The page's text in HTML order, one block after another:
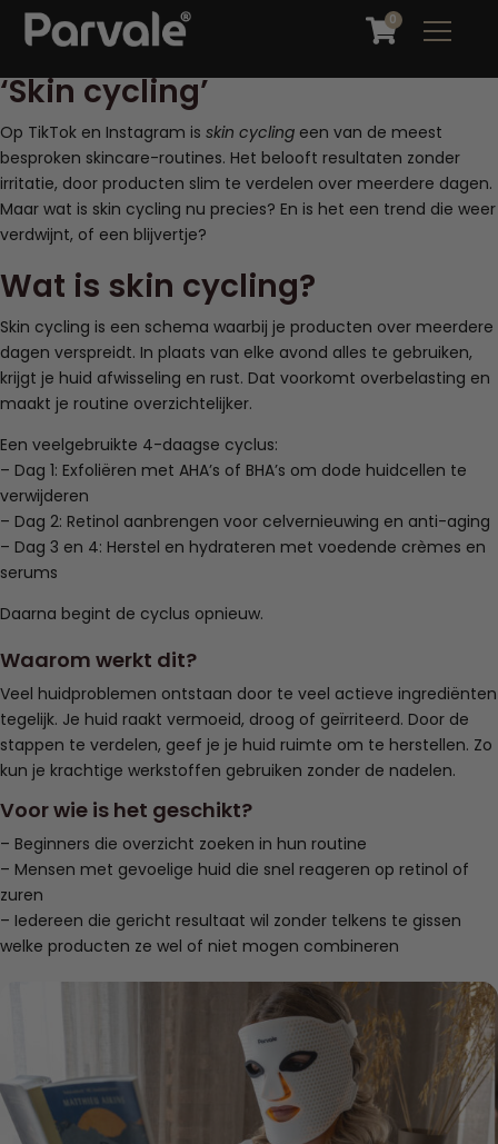
0
‘Skin cycling’
Op TikTok en Instagram is skin cycling een van de meest
besproken skincare-routines. Het belooft resultaten zonder
irritatie, door producten slim te verdelen over meerdere dagen.
Maar wat is skin cycling nu precies? En is het een trend die weer
verdwijnt, of een blijvertje?
Wat is skin cycling?
Skin cycling is een schema waarbij je producten over meerdere
dagen verspreidt. In plaats van elke avond alles te gebruiken,
krijgt je huid afwisseling en rust. Dat voorkomt overbelasting en
maakt je routine overzichtelijker.
Een veelgebruikte 4-daagse cyclus:
– Dag 1: Exfoliëren met AHA’s of BHA’s om dode huidcellen te
verwijderen
– Dag 2: Retinol aanbrengen voor celvernieuwing en anti-aging
– Dag 3 en 4: Herstel en hydrateren met voedende crèmes en
serums
Daarna begint de cyclus opnieuw.
Waarom werkt dit?
Veel huidproblemen ontstaan door te veel actieve ingrediënten
tegelijk. Je huid raakt vermoeid, droog of geïrriteerd. Door de
stappen te verdelen, geef je je huid ruimte om te herstellen. Zo
kun je krachtige werkstoffen gebruiken zonder de nadelen.
Voor wie is het geschikt?
– Beginners die overzicht zoeken in hun routine
– Mensen met gevoelige huid die snel reageren op retinol of
zuren
– Iedereen die gericht resultaat wil zonder telkens te gissen
welke producten ze wel of niet mogen combineren